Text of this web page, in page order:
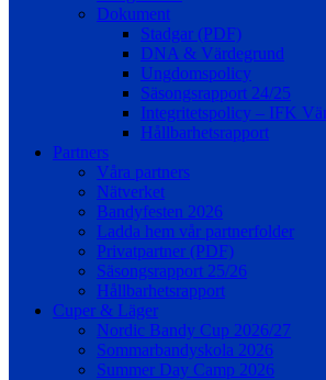
Dokument
Stadgar (PDF)
DNA & Värdegrund
Ungdomspolicy
Säsongsrapport 24/25
Integritetspolicy – IFK
Hållbarhetsrapport
Partners
Våra partners
Nätverket
Bandyfesten 2026
Ladda hem vår partnerfolder
Privatpartner (PDF)
Säsongsrapport 25/26
Hållbarhetsrapport
Cuper & Läger
Nordic Bandy Cup 2026/27
Sommarbandyskola 2026
Summer Day Camp 2026